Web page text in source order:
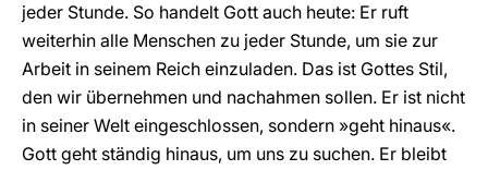
jeder Stunde. So handelt Gott auch heute: Er ruft
weiterhin alle Menschen zu jeder Stunde, um sie zur
Arbeit in seinem Reich einzuladen. Das ist Gottes Stil,
den wir übernehmen und nachahmen sollen. Er ist nicht
in seiner Welt eingeschlossen, sondern »geht hinaus«.
Gott geht ständig hinaus, um uns zu suchen. Er bleibt